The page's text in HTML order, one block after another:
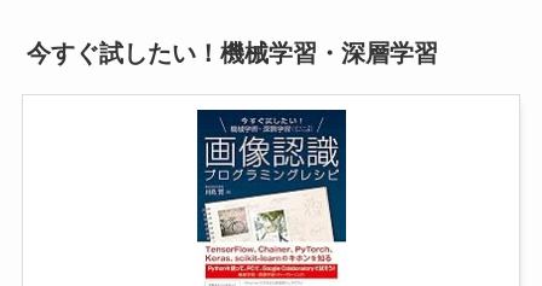
今すぐ試したい！機械学習・深層学習